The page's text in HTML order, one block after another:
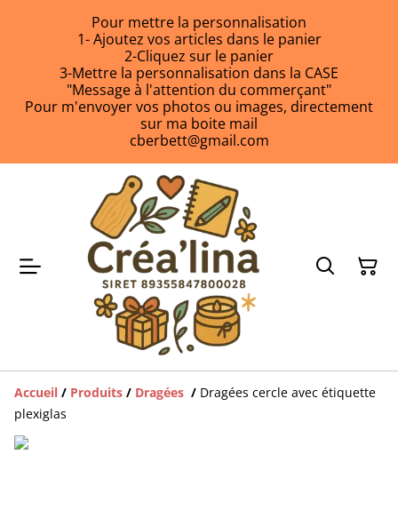
Pour mettre la personnalisation
1- Ajoutez vos articles dans le panier
2-Cliquez sur le panier
3-Mettre la personnalisation dans la CASE
"Message à l'attention du commerçant"
Pour m'envoyer vos photos ou images, directement
sur ma boite mail
cberbett@gmail.com
Accueil / Produits / Dragées / Dragées cercle avec étiquette
plexiglas